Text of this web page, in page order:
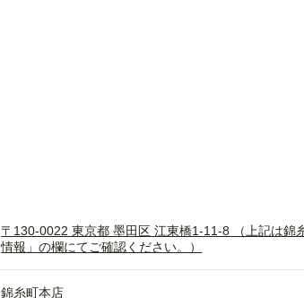
〒130-0022 東京都 墨田区 江東橋1-11-8 （上記は
情報」の欄にてご確認ください。）
錦糸町本店